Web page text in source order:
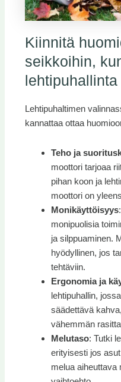
Kiinnitä
seikkoihin,
lehtipuhallinta
Lehtipuhaltimen
kannattaa ottaa
Teho ja
moottori tarjoaa
pihan koon ja
moottori on
Monikäyttöisyys
monipuolisia
ja silppuaminen.
hyödyllinen, jos
tehtäviin.
Ergonomia ja
lehtipuhallin,
säädettävä
vähemmän
Melutaso: Tutki
erityisesti jos
melua aiheuttava